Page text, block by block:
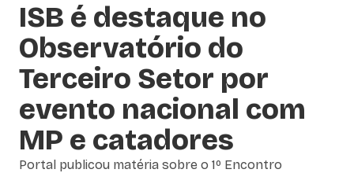
ISB é destaque no
Observatório do
Terceiro Setor por
evento nacional com
MP e catadores
Portal publicou matéria sobre o 1º Encontro